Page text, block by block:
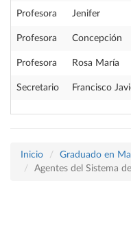
Profesora Jenifer
Profesora Concepción
Profesora Rosa María
Secretario Francisco
Inicio
Graduado en
Agentes del Sistema